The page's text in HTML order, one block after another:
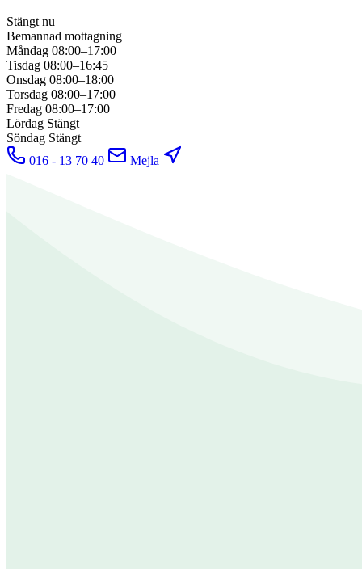
Stängt nu
Bemannad mottagning
Måndag 08:00–17:00
Tisdag 08:00–16:45
Onsdag 08:00–18:00
Torsdag 08:00–17:00
Fredag 08:00–17:00
Lördag Stängt
Söndag Stängt
016 - 13 70 40
Mejla